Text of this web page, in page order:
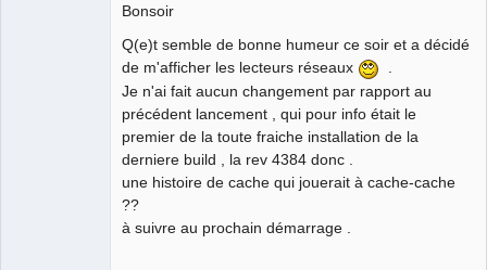
Bonsoir
Q(e)t semble de bonne humeur ce soir et a décidé
de m'afficher les lecteurs réseaux
Je n'ai fait aucun changement par rapport au
précédent lancement , qui pour info était le
premier de la toute fraiche installation de la
derniere build , la rev 4384 donc .
une histoire de cache qui jouerait à cache-cache
??
à suivre au prochain démarrage .